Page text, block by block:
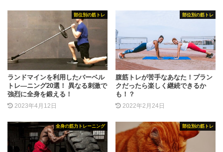
部位別の筋トレ
ランドマインを利用したバーベル
トレ―ニング20選！ 異なる刺激で
強烈に全身を鍛える！
2023年4月12日
部位別の筋トレ
腹筋トレが苦手なあなた！プラン
クだったら楽しく継続できるか
も！？
2022年2月24日
全身の筋力トレーニング 部位別の筋トレ